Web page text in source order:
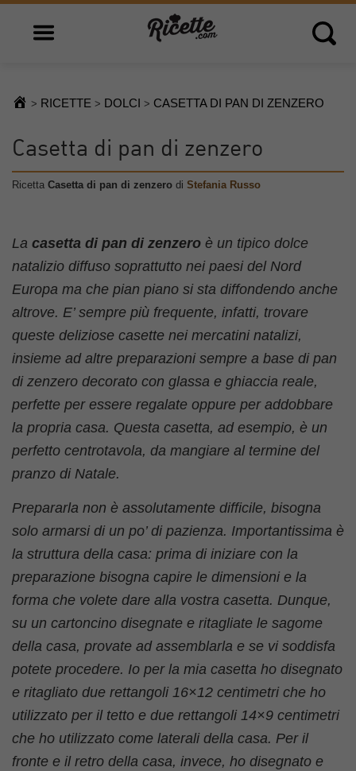
Open main menu Open
> RICETTE > DOLCI > CASETTA DI PAN DI ZENZERO
Casetta di pan di zenzero
Ricetta Casetta di pan di zenzero di Stefania Russo
La casetta di pan di zenzero è un tipico dolce
natalizio diffuso soprattutto nei paesi del Nord
Europa ma che pian piano si sta diffondendo anche
altrove. E’ sempre più frequente, infatti, trovare
queste deliziose casette nei mercatini natalizi,
insieme ad altre preparazioni sempre a base di pan
di zenzero decorato con glassa e ghiaccia reale,
perfette per essere regalate oppure per addobbare
la propria casa. Questa casetta, ad esempio, è un
perfetto centrotavola, da mangiare al termine del
pranzo di Natale.
Prepararla non è assolutamente difficile, bisogna
solo armarsi di un po’ di pazienza. Importantissima è
la struttura della casa: prima di iniziare con la
preparazione bisogna capire le dimensioni e la
forma che volete dare alla vostra casetta. Dunque,
su un cartoncino disegnate e ritagliate le sagome
della casa, provate ad assemblarla e se vi soddisfa
potete procedere. Io per la mia casetta ho disegnato
e ritagliato due rettangoli 16×12 centimetri che ho
utilizzato per il tetto e due rettangoli 14×9 centimetri
che ho utilizzato come laterali della casa. Per il
fronte e il retro della casa, invece, ho disegnato e